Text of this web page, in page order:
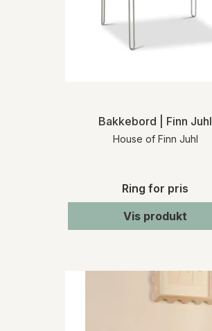
Bakkebord | Finn Juhl
House of Finn Juhl
Ring for pris
Vis produkt